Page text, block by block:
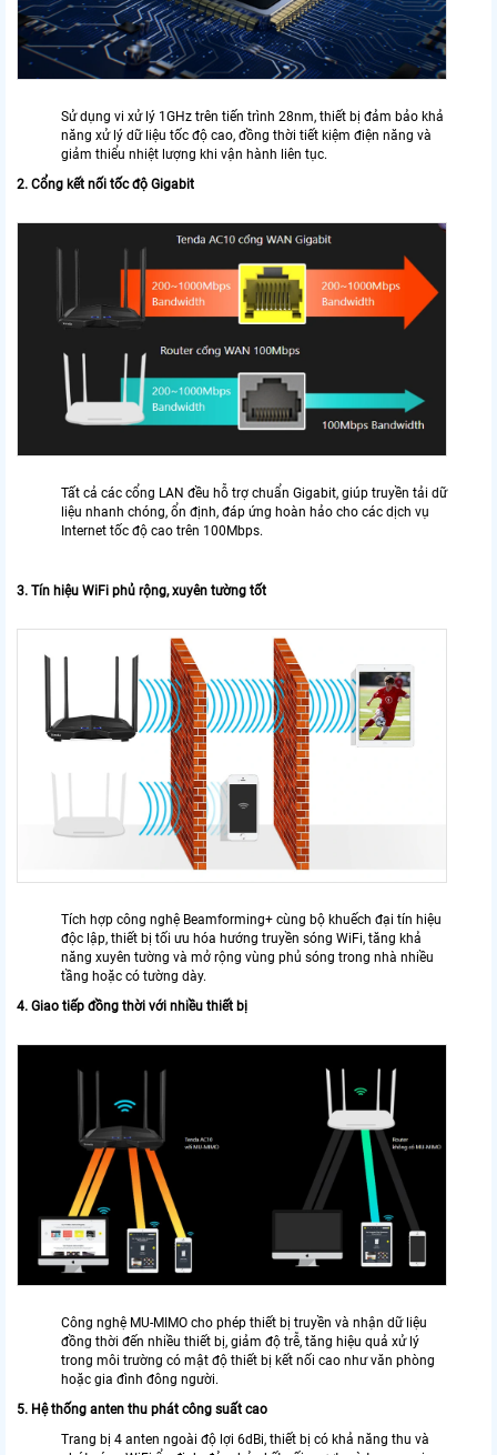
Sử dụng vi xử lý 1GHz trên tiến trình 28nm, thiết bị đảm bảo khả
năng xử lý dữ liệu tốc độ cao, đồng thời tiết kiệm điện năng và
giảm thiểu nhiệt lượng khi vận hành liên tục.
2. Cổng kết nối tốc độ Gigabit
Tất cả các cổng LAN đều hỗ trợ chuẩn Gigabit, giúp truyền tải dữ
liệu nhanh chóng, ổn định, đáp ứng hoàn hảo cho các dịch vụ
Internet tốc độ cao trên 100Mbps.
3. Tín hiệu WiFi phủ rộng, xuyên tường tốt
Tích hợp công nghệ Beamforming+ cùng bộ khuếch đại tín hiệu
độc lập, thiết bị tối ưu hóa hướng truyền sóng WiFi, tăng khả
năng xuyên tường và mở rộng vùng phủ sóng trong nhà nhiều
tầng hoặc có tường dày.
4. Giao tiếp đồng thời với nhiều thiết bị
Công nghệ MU-MIMO cho phép thiết bị truyền và nhận dữ liệu
đồng thời đến nhiều thiết bị, giảm độ trễ, tăng hiệu quả xử lý
trong môi trường có mật độ thiết bị kết nối cao như văn phòng
hoặc gia đình đông người.
5. Hệ thống anten thu phát công suất cao
Trang bị 4 anten ngoài độ lợi 6dBi, thiết bị có khả năng thu và